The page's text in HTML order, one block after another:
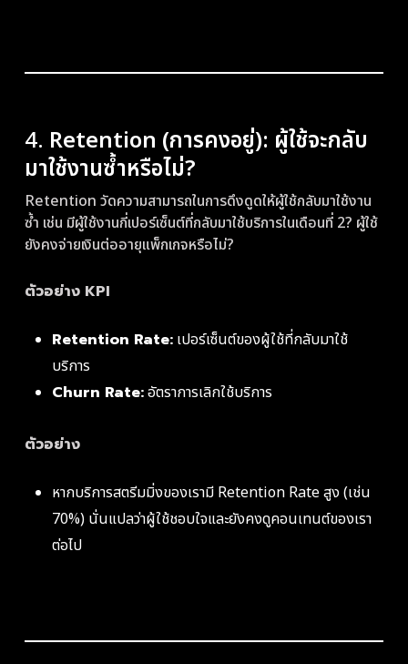
4. Retention (การคงอยู่): ผู้ใช้จะกลับ
มาใช้งานซ้ำหรือไม่?
Retention วัดความสามารถในการดึงดูดให้ผู้ใช้กลับมาใช้งาน
ซ้ำ เช่น มีผู้ใช้งานกี่เปอร์เซ็นต์ที่กลับมาใช้บริการในเดือนที่ 2? ผู้ใช้
ยังคงจ่ายเงินต่ออายุแพ็กเกจหรือไม่?
ตัวอย่าง KPI
Retention Rate:เปอร์เซ็นต์ของผู้ใช้ที่กลับมาใช้
บริการ
Churn Rate:อัตราการเลิกใช้บริการ
ตัวอย่าง
หากบริการสตรีมมิ่งของเรามี Retention Rate สูง (เช่น
70%) นั่นแปลว่าผู้ใช้ชอบใจและยังคงดูคอนเทนต์ของเรา
ต่อไป